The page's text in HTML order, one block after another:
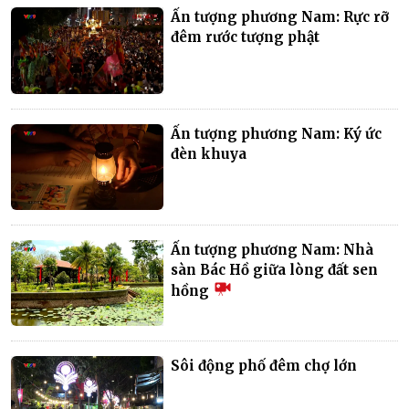
Ấn tượng phương Nam: Rực rỡ
đêm rước tượng phật
Ấn tượng phương Nam: Ký ức
đèn khuya
Ấn tượng phương Nam: Nhà
sàn Bác Hồ giữa lòng đất sen
hồng
Sôi động phố đêm chợ lớn